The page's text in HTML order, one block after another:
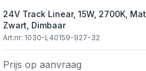
24V Track Linear, 15W, 2700K, Mat
Zwart, Dimbaar
Art.nr: 1030-L40159-927-32
Prijs op aanvraag